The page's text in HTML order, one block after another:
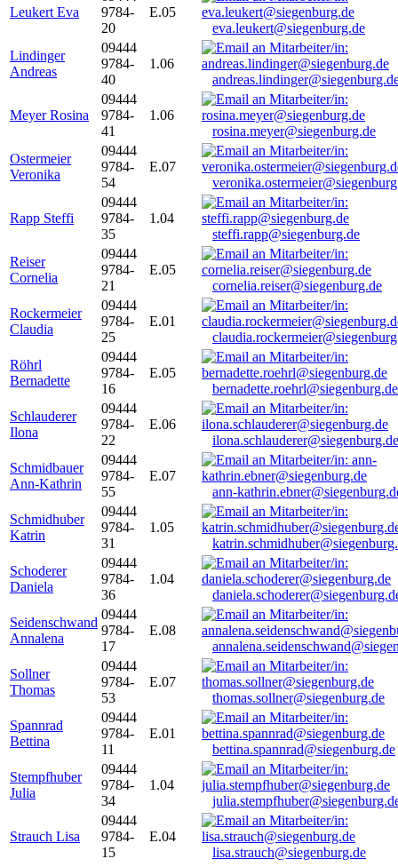
Leukert Eva
9784-
20
E.05
eva.leukert@siegenburg.de
Lindinger
Andreas
09444
9784-
40
1.06
Meyer Rosina
09444
9784-
41
1.06
rosina.meyer@siegenburg.de
Ostermeier
Veronika
09444
9784-
54
E.07
Rapp Steffi
09444
9784-
35
1.04
steffi.rapp@siegenburg.de
Reiser
Cornelia
09444
9784-
21
E.05
cornelia.reiser@siegenburg.de
Rockermeier
Claudia
09444
9784-
25
E.01
Röhrl
Bernadette
09444
9784-
16
E.05
bernadette.roehrl@siegenburg.de
Schlauderer
Ilona
09444
9784-
22
E.06
ilona.schlauderer@siegenburg.de
Schmidbauer
Ann-Kathrin
09444
9784-
55
E.07
ann-
Schmidhuber
Katrin
09444
9784-
31
1.05
Schoderer
Daniela
09444
9784-
36
1.04
Seidenschwand
Annalena
09444
9784-
17
E.08
Sollner
Thomas
09444
9784-
53
E.07
thomas.sollner@siegenburg.de
Spannrad
Bettina
09444
9784-
11
E.01
bettina.spannrad@siegenburg.de
Stempfhuber
Julia
09444
9784-
34
1.04
Strauch Lisa
09444
9784-
15
E.04
lisa.strauch@siegenburg.de